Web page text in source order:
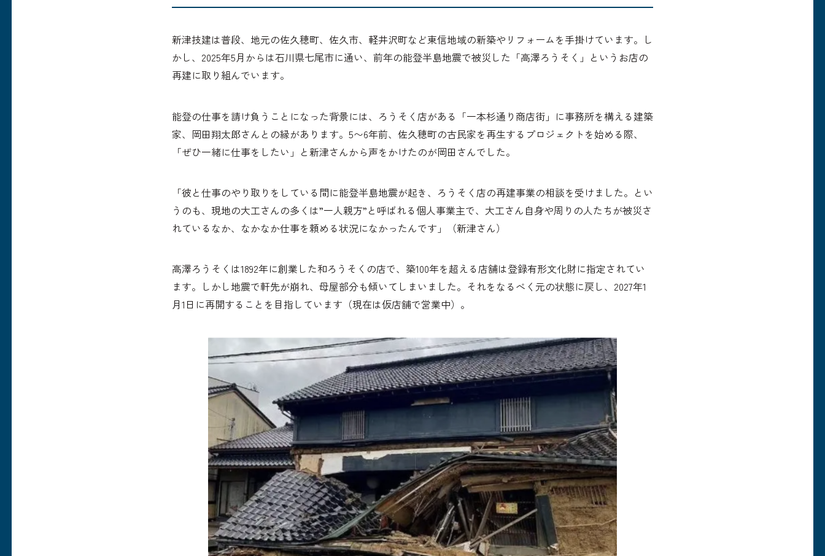
新津技建は普段、地元の佐久穂町、佐久市、軽井沢町など東信地域の新築やリフォームを手掛けています。し
かし、2025年5月からは石川県七尾市に通い、前年の能登半島地震で被災した「高澤ろうそく」というお店の
再建に取り組んでいます。
能登の仕事を請け負うことになった背景には、ろうそく店がある「一本杉通り商店街」に事務所を構える建築
家、岡田翔太郎さんとの縁があります。5〜6年前、佐久穂町の古民家を再生するプロジェクトを始める際、
「ぜひ一緒に仕事をしたい」と新津さんから声をかけたのが岡田さんでした。
「彼と仕事のやり取りをしている間に能登半島地震が起き、ろうそく店の再建事業の相談を受けました。とい
うのも、現地の大工さんの多くは”一人親方”と呼ばれる個人事業主で、大工さん自身や周りの人たちが被災さ
れているなか、なかなか仕事を頼める状況になかったんです」（新津さん）
​高澤ろうそくは1892年に創業した和ろうそくの店で、築100年を超える店舗は登録有形文化財に指定されてい
ます。しかし地震で軒先が崩れ、母屋部分も傾いてしまいました。それをなるべく元の状態に戻し、2027年1
月1日に再開することを目指しています（現在は仮店舗で営業中）。